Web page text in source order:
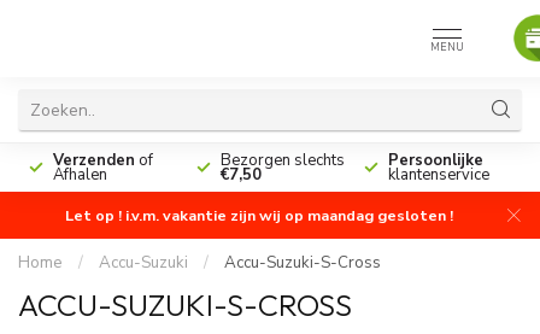
MENU
Verzenden of
Afhalen
Bezorgen slechts
€7,50
Persoonlijke
klantenservice
Let op ! i.v.m. vakantie zijn wij op maandag gesloten !
Home / Accu-Suzuki / Accu-Suzuki-S-Cross
ACCU-SUZUKI-S-CROSS